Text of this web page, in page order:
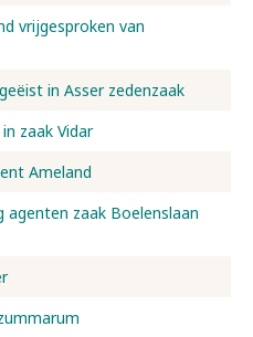
vrijgesproken van
in Asser zedenzaak
zaak Vidar
Ameland
zaak Boelenslaan